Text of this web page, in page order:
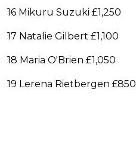
16 Mikuru Suzuki £1,250
17 Natalie Gilbert £1,100
18 Maria O'Brien £1,050
19 Lerena Rietbergen £850